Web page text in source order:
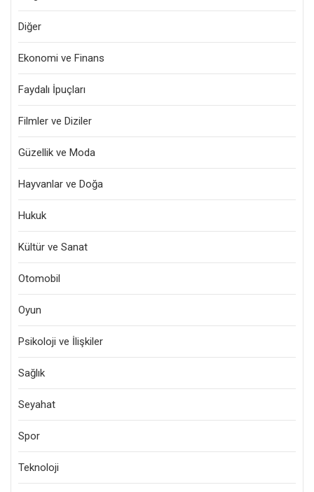
Diğer
Ekonomi ve Finans
Faydalı İpuçları
Filmler ve Diziler
Güzellik ve Moda
Hayvanlar ve Doğa
Hukuk
Kültür ve Sanat
Otomobil
Oyun
Psikoloji ve İlişkiler
Sağlık
Seyahat
Spor
Teknoloji